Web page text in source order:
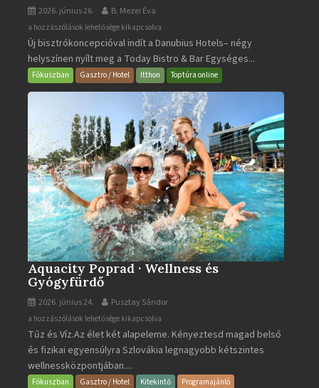
2026. június 26. B. Mezei Éva
Today
Bistro
&
Bar
bejegyzéshez
a hozzászólások lehetősége kikapcsolva
Új bisztrókoncepcióval indít a Danubius Hotels– négy
helyszínen nyílt meg a Today Bistro & Bar Egységes...
Fókuszban Gasztro / Hotel Itthon Toptúra online
Aquacity Poprad · Wellness és
Gyógyfürdő
2026. június 24. Pusztay Sándor
Aquacity
Poprad
·
Wellness
és
a hozzászólások lehetősége kikapcsolva
Tűz és Víz.Az élet két alapeleme. Kényeztesd magad belső
és fizikai egyensúlyra Szlovákia legnagyobb kétszintes
wellnessközpontjában....
Fókuszban Gasztro / Hotel Kitekintő
Programajánló